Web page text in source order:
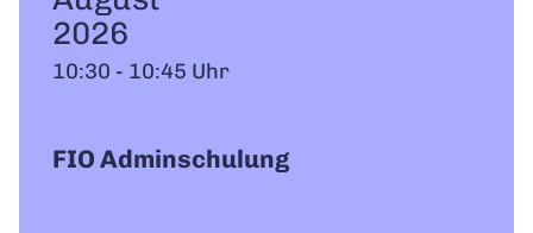
2026
10:30 - 10:45 Uhr
FIO Adminschulung